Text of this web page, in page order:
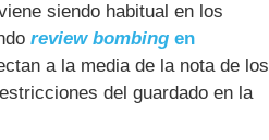
siendo habitual en los
review bombing en
a la media de la nota de los
del guardado en la